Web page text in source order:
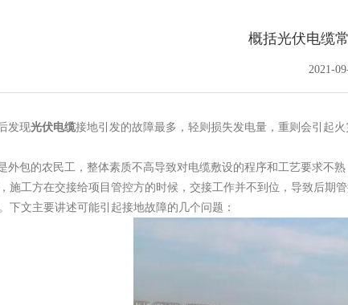
概括光伏电缆
2021-
发现光伏电缆接地引发的故障最多，轻则损失发电量，重则会引起
外包的农民工，整体素质不高导致对电缆敷设的程序和工艺要求不
施工方在交接给项目管控方的时候，交接工作并不到位，导致后
下文主要讲述可能引起接地故障的几个问题：